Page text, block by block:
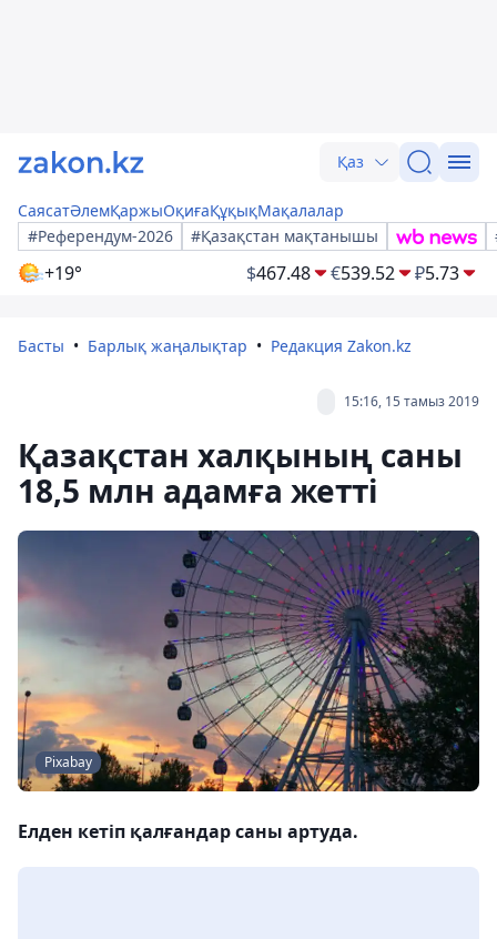
Қаз
СаясатӘлемҚаржыОқиғаҚұқықМақалалар
#Референдум-2026
#Қазақстан мақтанышы
+19° $467.48 €539.52 ₽5.73
Басты Барлық жаңалықтар Редакция Zakon.kz
15:16, 15 тамыз 2019
Қазақстан халқының саны
18,5 млн адамға жетті
Pixabay
Елден кетіп қалғандар саны артуда.